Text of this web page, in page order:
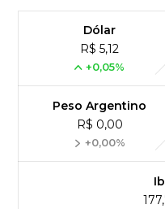
Dólar
R$ 5,12
+0,05%
Peso Argentino
R$ 0,00
+0,00%